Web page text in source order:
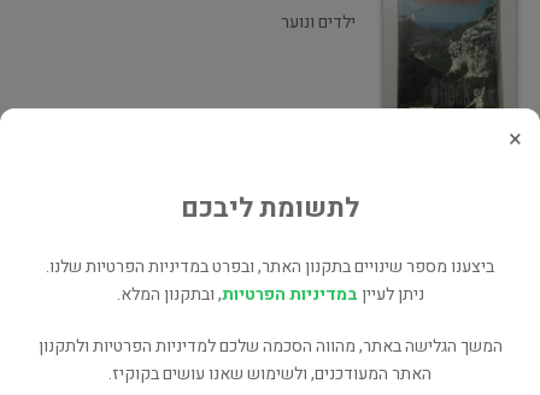
ילדים ונוער
להיות הכי מקובל
×
לתשומת ליבכם
ביצענו מספר שינויים בתקנון האתר, ובפרט במדיניות הפרטיות שלנו.
ניתן לעייןבמדיניות הפרטיות, ובתקנון המלא.
המשך הגלישה באתר, מהווה הסכמה שלכם למדיניות הפרטיות ולתקנון
האתר המעודכנים, ולשימוש שאנו עושים בקוקיז.